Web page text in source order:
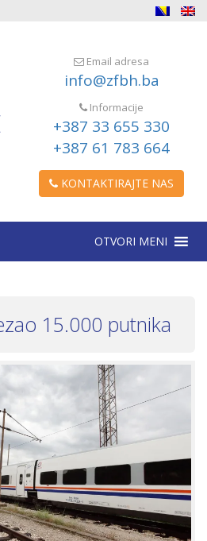
Email adresa
info@zfbh.ba
Informacije
+387 33 655 330
+387 61 783 664
KONTAKTIRAJTE NAS
OTVORI MENI
15.000 putnika